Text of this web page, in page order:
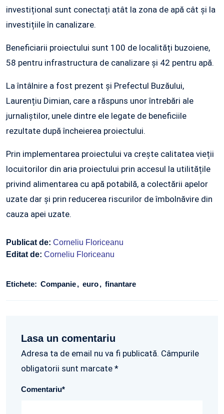
investițional sunt conectați atât la zona de apă cât și la
investițiile în canalizare.
Beneficiarii proiectului sunt 100 de localități buzoiene,
58 pentru infrastructura de canalizare și 42 pentru apă.
La întâlnire a fost prezent și Prefectul Buzăului,
Laurențiu Dimian, care a răspuns unor întrebări ale
jurnaliștilor, unele dintre ele legate de beneficiile
rezultate după încheierea proiectului.
Prin implementarea proiectului va crește calitatea vieții
locuitorilor din aria proiectului prin accesul la utilitățile
privind alimentarea cu apă potabilă, a colectării apelor
uzate dar și prin reducerea riscurilor de îmbolnăvire din
cauza apei uzate.
Publicat de: Corneliu Floriceanu
Editat de: Corneliu Floriceanu
Etichete: Companie euro finantare
Lasa un comentariu
Adresa ta de email nu va fi publicată. Câmpurile
obligatorii sunt marcate *
Comentariu*